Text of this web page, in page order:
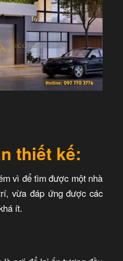
thiết kế:
vì để tìm được một nhà
vừa đáp ứng được các
ít.